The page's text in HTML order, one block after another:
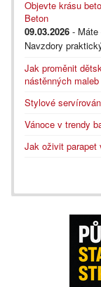
Objevte krásu
Beton
09.03.2026 - Máte
Navzdory
Jak proměnit
nástěnných maleb
Stylové
Vánoce v trendy
Jak oživit